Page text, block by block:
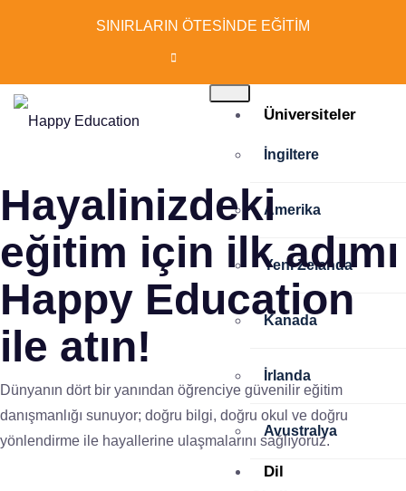
SINIRLARIN ÖTESİNDE EĞİTİM
Üniversiteler
İngiltere
Amerika
Yeni Zelanda
Kanada
İrlanda
Avustralya
Dil
Hayalinizdeki
eğitim için ilk adımı
Happy Education
ile atın!
Dünyanın dört bir yanından öğrenciye güvenilir eğitim
danışmanlığı sunuyor; doğru bilgi, doğru okul ve doğru
yönlendirme ile hayallerine ulaşmalarını sağlıyoruz.